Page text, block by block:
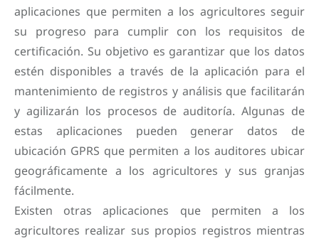
aplicaciones que permiten a los agricultores seguir
su progreso para cumplir con los requisitos de
certificación. Su objetivo es garantizar que los datos
estén disponibles a través de la aplicación para el
mantenimiento de registros y análisis que facilitarán
y agilizarán los procesos de auditoría. Algunas de
estas aplicaciones pueden generar datos de
ubicación GPRS que permiten a los auditores ubicar
geográficamente a los agricultores y sus granjas
fácilmente.
Existen otras aplicaciones que permiten a los
agricultores realizar sus propios registros mientras